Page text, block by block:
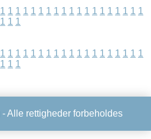
1 1 1 1 1 1 1 1 1 1 1 1 1 1 1 1 1 1 1
1 1 1
1 1 1 1 1 1 1 1 1 1 1 1 1 1 1 1 1 1 1
1 1 1
- Alle rettigheder forbeholdes